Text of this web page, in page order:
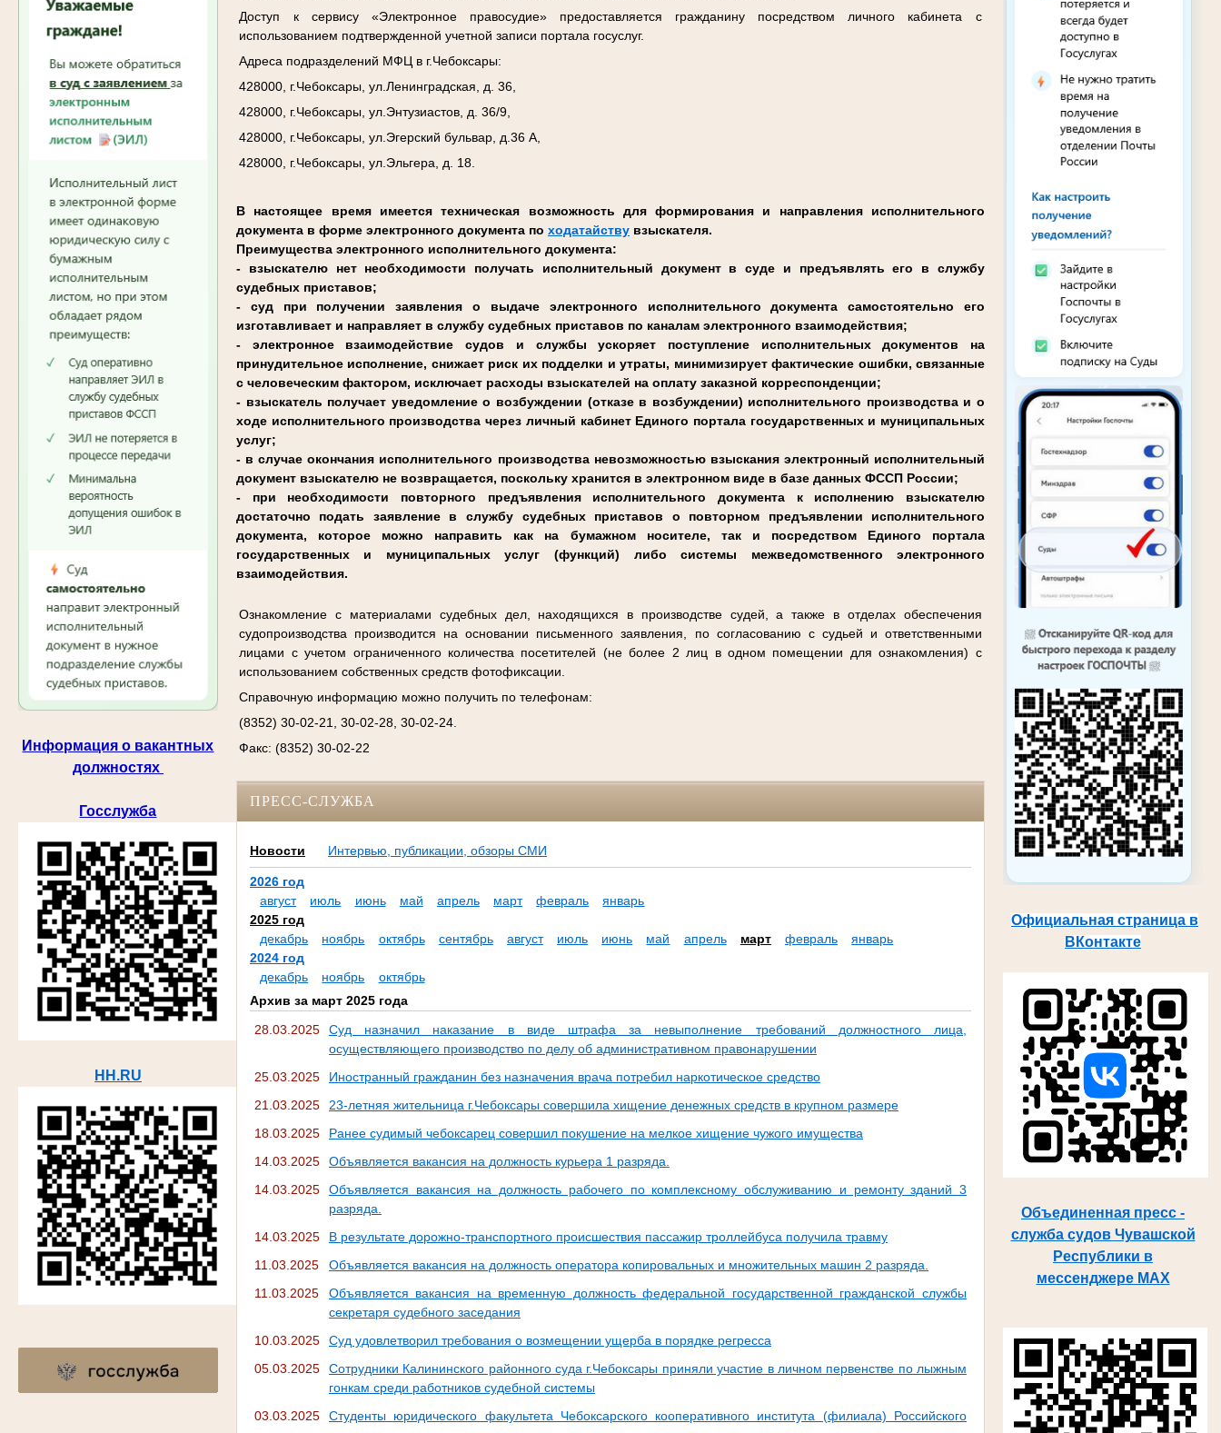
Информация о вакантных
должностях
Госслужба
HH.RU
Официальная страница в
ВКонтакте
Объединенная пресс -
служба судов Чувашской
Республики в
мессенджере MAX
Доступ к сервису «Электронное правосудие» предоставляется гражданину посредством личного кабинета с
использованием подтвержденной учетной записи портала госуслуг.
Адреса подразделений МФЦ в г.Чебоксары:
428000, г.Чебоксары, ул.Ленинградская, д. 36,
428000, г.Чебоксары, ул.Энтузиастов, д. 36/9,
428000, г.Чебоксары, ул.Эгерский бульвар, д.36 А,
428000, г.Чебоксары, ул.Эльгера, д. 18.
В настоящее время имеется техническая возможность для формирования и направления исполнительного
документа в форме электронного документа по ходатайствувзыскателя.
Преимущества электронного исполнительного документа:
- взыскателю нет необходимости получать исполнительный документ в суде и предъявлять его в службу
судебных приставов;
- суд при получении заявления о выдаче электронного исполнительного документа самостоятельно его
изготавливает и направляет в службу судебных приставов по каналам электронного взаимодействия;
- электронное взаимодействие судов и службы ускоряет поступление исполнительных документов на
принудительное исполнение, снижает риск их подделки и утраты, минимизирует фактические ошибки, связанные
с человеческим фактором, исключает расходы взыскателей на оплату заказной корреспонденции;
- взыскатель получает уведомление о возбуждении (отказе в возбуждении) исполнительного производства и о
ходе исполнительного производства через личный кабинет Единого портала государственных и муниципальных
услуг;
- в случае окончания исполнительного производства невозможностью взыскания электронный исполнительный
документ взыскателю не возвращается, поскольку хранится в электронном виде в базе данных ФССП России;
- при необходимости повторного предъявления исполнительного документа к исполнению взыскателю
достаточно подать заявление в службу судебных приставов о повторном предъявлении исполнительного
документа, которое можно направить как на бумажном носителе, так и посредством Единого портала
государственных и муниципальных услуг (функций) либо системы межведомственного электронного
взаимодействия.
Ознакомление с материалами судебных дел, находящихся в производстве судей, а также в отделах обеспечения
судопроизводства производится на основании письменного заявления, по согласованию с судьей и ответственными
лицами с учетом ограниченного количества посетителей (не более 2 лиц в одном помещении для ознакомления) с
использованием собственных средств фотофиксации.
Справочную информацию можно получить по телефонам:
(8352) 30-02-21, 30-02-28, 30-02-24.
Факс: (8352) 30-02-22
ПРЕСС-СЛУЖБА
Новости Интервью, публикации, обзоры СМИ
2026 год
август
июль июнь май апрель март февраль
январь
2025 год
декабрь
ноябрь октябрь сентябрь август июль июнь май апрель март февраль
январь
2024 год
декабрь
ноябрь
октябрь
Архив за март 2025 года
28.03.2025
Суд назначил наказание в виде штрафа за невыполнение требований должностного лица,
осуществляющего производство по делу об административном правонарушении
25.03.2025
Иностранный гражданин без назначения врача потребил наркотическое средство
21.03.2025
23-летняя жительница г.Чебоксары совершила хищение денежных средств в крупном размере
18.03.2025
Ранее судимый чебоксарец совершил покушение на мелкое хищение чужого имущества
14.03.2025
Объявляется вакансия на должность курьера 1 разряда.
14.03.2025
Объявляется вакансия на должность рабочего по комплексному обслуживанию и ремонту зданий 3
разряда.
14.03.2025
В результате дорожно-транспортного происшествия пассажир троллейбуса получила травму
11.03.2025
Объявляется вакансия на должность оператора копировальных и множительных машин 2 разряда.
11.03.2025
Объявляется вакансия на временную должность федеральной государственной гражданской службы
секретаря судебного заседания
10.03.2025
Суд удовлетворил требования о возмещении ущерба в порядке регресса
05.03.2025
Сотрудники Калининского районного суда г.Чебоксары приняли участие в личном первенстве по лыжным
гонкам среди работников судебной системы
03.03.2025
Студенты юридического факультета Чебоксарского кооперативного института (филиала) Российского